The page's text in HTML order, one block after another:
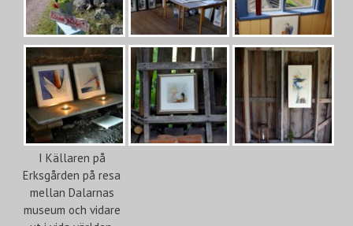
I Källaren på
Erksgården på resa
mellan Dalarnas
museum och vidare